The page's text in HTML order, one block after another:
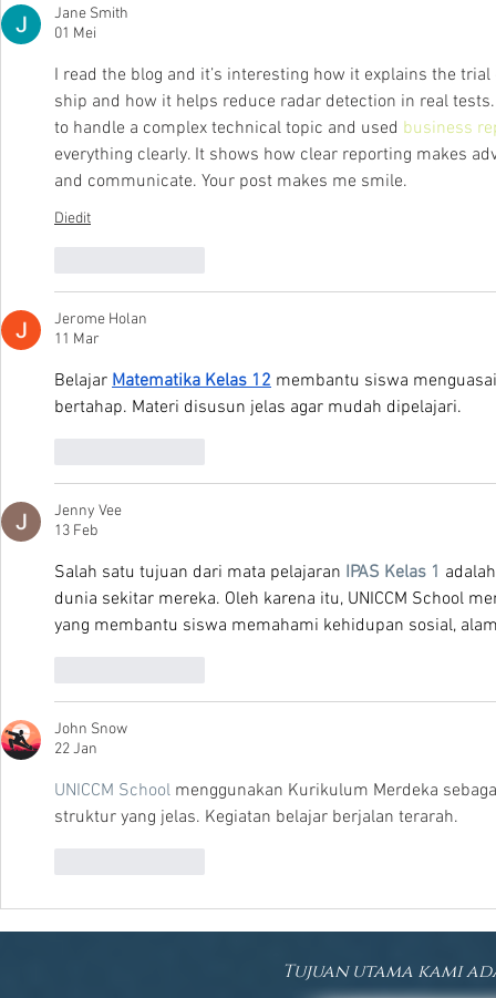
Jane Smith
01 Mei
I read the blog and it’s interesting how it explains the
ship and how it helps reduce radar detection in real
to handle a complex technical topic and used business
everything clearly. It shows how clear reporting makes
and communicate. Your post makes me smile.
Diedit
Jerome Holan
11 Mar
Belajar Matematika Kelas 12 membantu siswa
bertahap. Materi disusun jelas agar mudah dipelajari.
Jenny Vee
13 Feb
Salah satu tujuan dari mata pelajaran IPAS Kelas 1
dunia sekitar mereka. Oleh karena itu, UNICCM School
yang membantu siswa memahami kehidupan sosial,
John Snow
22 Jan
UNICCM School menggunakan Kurikulum Merdeka
struktur yang jelas. Kegiatan belajar berjalan terarah.
Tujuan utama kami